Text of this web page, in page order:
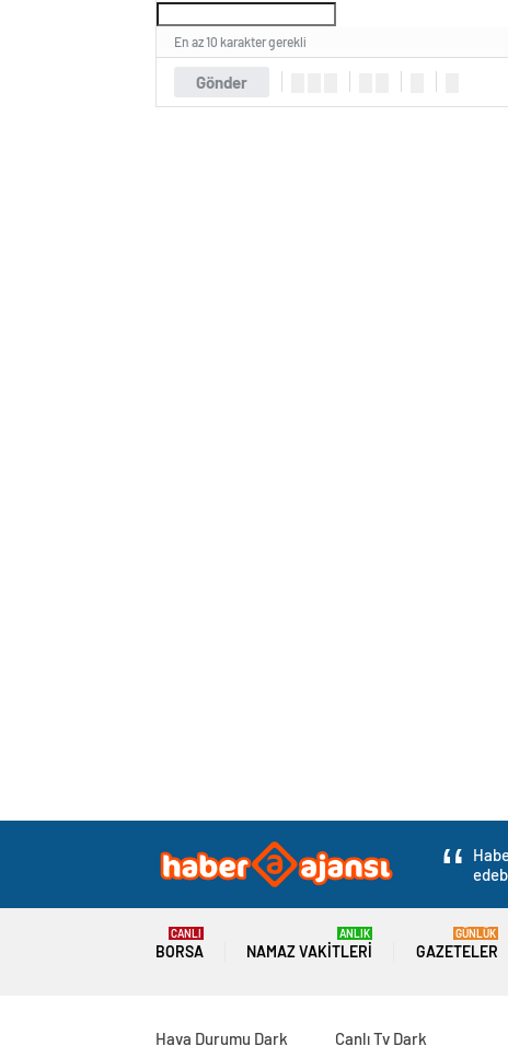
Gönder
En az 10 karakter gerekli
BORSA
CANLI
NAMAZ VAKITLERI
ANLIK
GAZETELER
GÜNLÜK
Hava Durumu Dark Canlı Tv Dark